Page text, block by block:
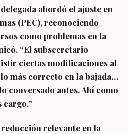
abordó el ajuste en
(PEC), reconociendo
como problemas en la
“El subsecretario
ciertas modificaciones al
lo más correcto en la bajada…
conversado antes. Ahí como
cargo.”
relevante en la